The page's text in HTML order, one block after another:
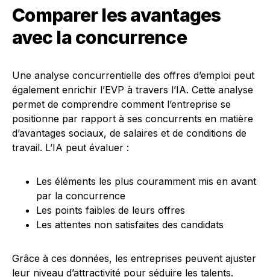
Comparer les avantages
avec la concurrence
Une analyse concurrentielle des offres d’emploi peut
également enrichir l’EVP à travers l’IA. Cette analyse
permet de comprendre comment l’entreprise se
positionne par rapport à ses concurrents en matière
d’avantages sociaux, de salaires et de conditions de
travail. L’IA peut évaluer :
Les éléments les plus couramment mis en avant
par la concurrence
Les points faibles de leurs offres
Les attentes non satisfaites des candidats
Grâce à ces données, les entreprises peuvent ajuster
leur niveau d’attractivité pour séduire les talents.